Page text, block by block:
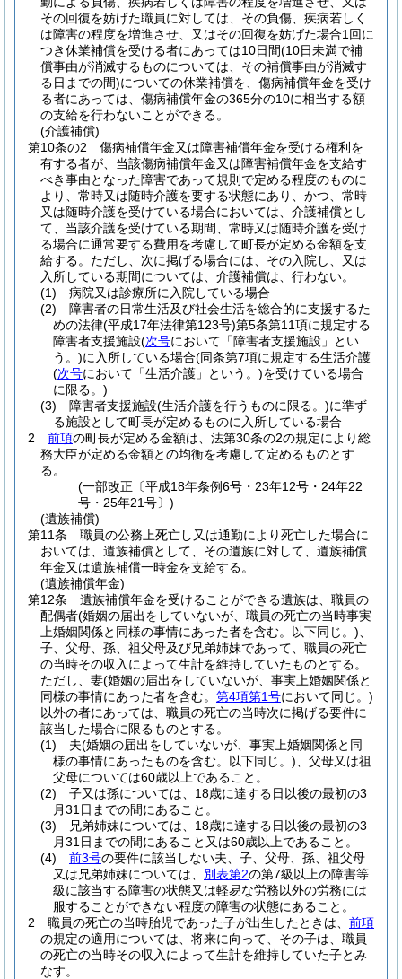
その回復を妨げた職員に対しては、その負傷、疾病若しく
は障害の程度を増進させ、又はその回復を妨げた場合1回に
つき休業補償を受ける者にあっては10日間(10日未満で補
償事由が消滅するものについては、その補償事由が消滅す
る日までの間)についての休業補償を、傷病補償年金を受け
る者にあっては、傷病補償年金の365分の10に相当する額
の支給を行わないことができる。
(介護補償)
第10条の2
傷病補償年金又は障害補償年金を受ける権利を
有する者が、当該傷病補償年金又は障害補償年金を支給す
べき事由となった障害であって規則で定める程度のものに
より、常時又は随時介護を要する状態にあり、かつ、常時
又は随時介護を受けている場合においては、介護補償とし
て、当該介護を受けている期間、常時又は随時介護を受け
る場合に通常要する費用を考慮して町長が定める金額を支
給する。 ただし、次に掲げる場合には、その入院し、又は
入所している期間については、介護補償は、行わない。
(1)
病院又は診療所に入院している場合
(2)
障害者の日常生活及び社会生活を総合的に支援するた
めの法律(平成17年法律第123号)第5条第11項に規定する
障害者支援施設(次号において「障害者支援施設」とい
う。)に入所している場合(同条第7項に規定する生活介護
(次号において「生活介護」という。)を受けている場合
に限る。)
(3)
障害者支援施設(生活介護を行うものに限る。)に準ず
る施設として町長が定めるものに入所している場合
2
前項の町長が定める金額は、法第30条の2の規定により総
務大臣が定める金額との均衡を考慮して定めるものとす
る。
(一部改正〔平成18年条例6号・23年12号・24年22
号・25年21号〕)
(遺族補償)
第11条
職員の公務上死亡し又は通勤により死亡した場合に
おいては、遺族補償として、その遺族に対して、遺族補償
年金又は遺族補償一時金を支給する。
(遺族補償年金)
第12条
遺族補償年金を受けることができる遺族は、職員の
配偶者(婚姻の届出をしていないが、職員の死亡の当時事実
上婚姻関係と同様の事情にあった者を含む。以下同じ。)
子、父母、孫、祖父母及び兄弟姉妹であって、職員の死亡
の当時その収入によって生計を維持していたものとする。
ただし、妻(婚姻の届出をしていないが、事実上婚姻関係と
同様の事情にあった者を含む。 第4項第1号において同じ。)
以外の者にあっては、職員の死亡の当時次に掲げる要件に
該当した場合に限るものとする。
(1)
夫(婚姻の届出をしていないが、事実上婚姻関係と同
様の事情にあったものを含む。以下同じ。) 、父母又は祖
父母については60歳以上であること。
(2)
子又は孫については、18歳に達する日以後の最初の3
月31日までの間にあること。
(3)
兄弟姉妹については、18歳に達する日以後の最初の3
月31日までの間にあること又は60歳以上であること。
(4)
前3号の要件に該当しない夫、子、父母、孫、祖父母
又は兄弟姉妹については、 別表第2の第7級以上の障害等
級に該当する障害の状態又は軽易な労務以外の労務には
服することができない程度の障害の状態にあること。
2
職員の死亡の当時胎児であった子が出生したときは、 前項
の規定の適用については、将来に向って、その子は、職員
の死亡の当時その収入によって生計を維持していた子とみ
なす。